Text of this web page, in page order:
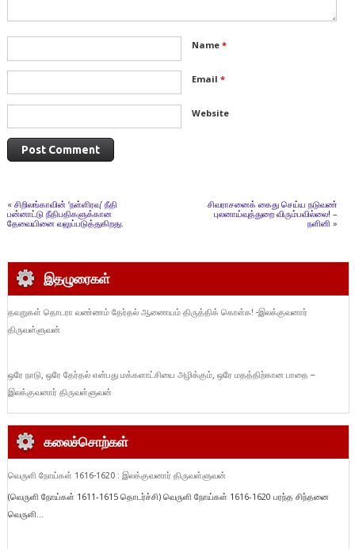
Name *
Email *
Website
« சிறிலங்காவின் ‘நள்ளிரவு’ நீதி
பன்னாட்டு நீதிபதிகளுக்கான
தேவையினை வலுப்படுத்துகிறது.
சிவராசனைக் கைது செய்ய நடுவண்
புலனாய்வுத்துறை விரும்பவில்லை! –
நளினி »
இதழுரைகள்
தவறுகள் தொடரா வண்ணம் தேர்தல் ஆணையம் திருத்திக் கொள்க! -இலக்குவனார்
திருவள்ளுவன்
ஒரே நாடு, ஒரே தேர்தல் என்பது மக்களாட்சியை அழிக்கும், ஒரே மதத்திற்கான பாதை –
இலக்குவனார் திருவள்ளுவன்
கலைச்சொற்கள்
வெருளி நோய்கள் 1616-1620 : இலக்குவனார் திருவள்ளுவன்
(வெருளி நோய்கள் 1611-1615 தொடர்ச்சி) வெருளி நோய்கள் 1616-1620 பரந்த சிந்தனை
வெருளி...